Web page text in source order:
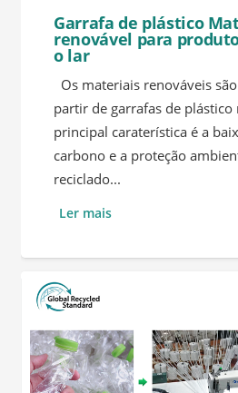
Garrafa de plástico
renovável para
o lar
Os materiais renováveis
partir de garrafas de plástico
principal caraterística é a
carbono e a proteção
reciclado...
Ler mais